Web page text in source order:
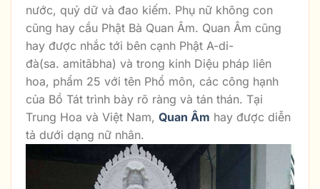
nước, quỷ dữ và đao kiếm. Phụ nữ không con
cũng hay cầu Phật Bà Quan Âm. Quan Âm cũng
hay được nhắc tới bên cạnh Phật A-di-
đà(sa. amitābha) và trong kinh Diệu pháp liên
hoa, phẩm 25 với tên Phổ môn, các công hạnh
của Bồ Tát trình bày rõ ràng và tán thán. Tại
Trung Hoa và Việt Nam, Quan Âm hay được diễn
tả dưới dạng nữ nhân.